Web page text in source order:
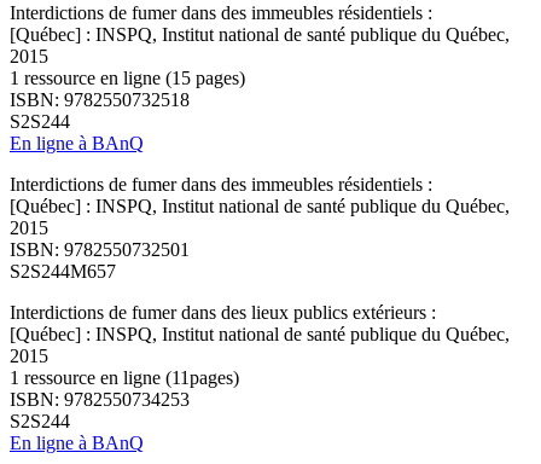
Interdictions de fumer dans des immeubles résidentiels :
[Québec] : INSPQ, Institut national de santé publique du Québec,
2015
1 ressource en ligne (15 pages)
ISBN: 9782550732518
S2S244
En ligne à BAnQ
Interdictions de fumer dans des immeubles résidentiels :
[Québec] : INSPQ, Institut national de santé publique du Québec,
2015
ISBN: 9782550732501
S2S244M657
Interdictions de fumer dans des lieux publics extérieurs :
[Québec] : INSPQ, Institut national de santé publique du Québec,
2015
1 ressource en ligne (11pages)
ISBN: 9782550734253
S2S244
En ligne à BAnQ